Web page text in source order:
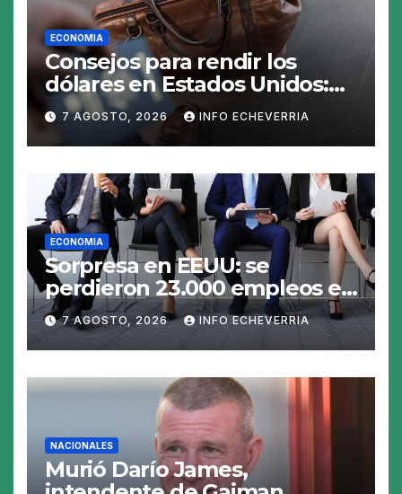
ECONOMIA
Consejos para rendir los
dólares en Estados Unidos:
claves para no gastar de más
en el viaje
7 AGOSTO, 2026 INFO ECHEVERRIA
ECONOMIA
Sorpresa en EEUU: se
perdieron 23.000 empleos en
julio y el mercado recalcula
las perspectivas para las
tasas
7 AGOSTO, 2026 INFO ECHEVERRIA
NACIONALES
Murió Darío James,